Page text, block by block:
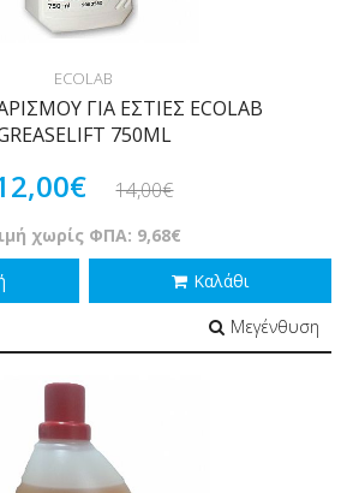
ECOLAB
ΓΙΑ ΕΣΤΙΕΣ ECOLAB
750ML
14,00€
χωρίς ΦΠΑ: 9,68€
Καλάθι
Μεγένθυση